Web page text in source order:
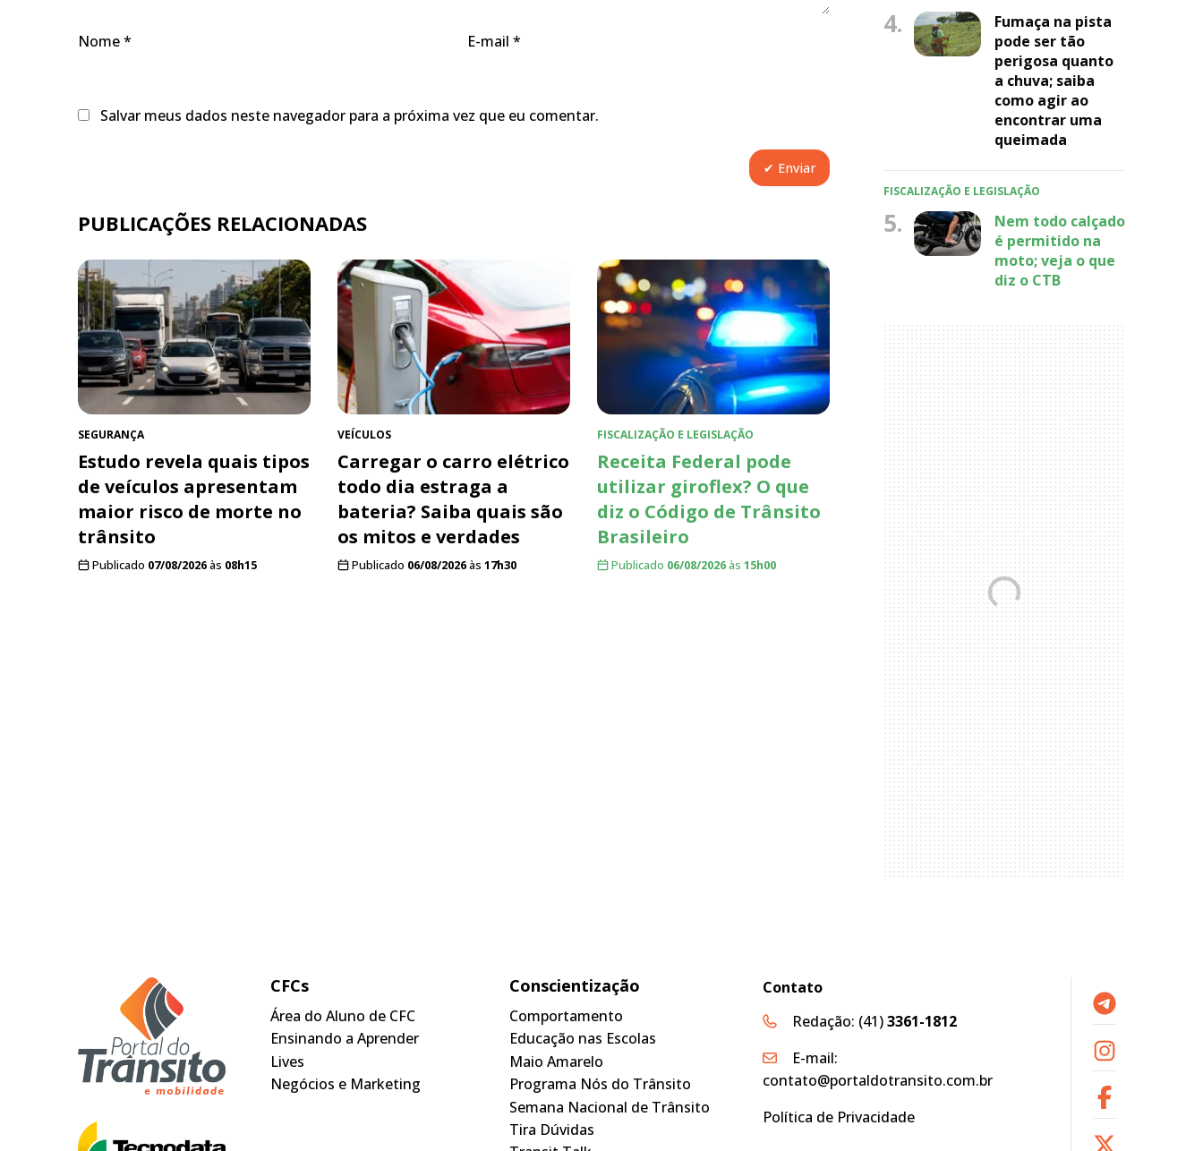
Nome* E-mail *
Salvar meus dados neste navegador para a próxima vez que eu comentar.
PUBLICAÇÕES RELACIONADAS
SEGURANÇA
Estudo revela quais tipos
de veículos apresentam
maior risco de morte no
trânsito
Publicado 07/08/2026às 08h15
VEÍCULOS
Carregar o carro elétrico
todo dia estraga a
bateria? Saiba quais são
os mitos e verdades
Publicado 06/08/2026às 17h30
FISCALIZAÇÃO E LEGISLAÇÃO
Receita Federal pode
utilizar giroflex? O que
diz o Código de Trânsito
Brasileiro
Publicado 06/08/2026às 15h00
4.
Fumaça na pista
pode ser tão
perigosa quanto
a chuva; saiba
como agir ao
encontrar uma
queimada
FISCALIZAÇÃO E LEGISLAÇÃO
5.
Nem todo calçado
é permitido na
moto; veja o que
diz o CTB
CFCs
Área do Aluno de CFC
Ensinando a Aprender
Lives
Negócios e Marketing
Conscientização
Comportamento
Educação nas Escolas
Maio Amarelo
Programa Nós do Trânsito
Semana Nacional de Trânsito
Tira Dúvidas
Contato
Redação: (41)3361-1812
E-mail:
contato@portaldotransito.com.br
Política de Privacidade